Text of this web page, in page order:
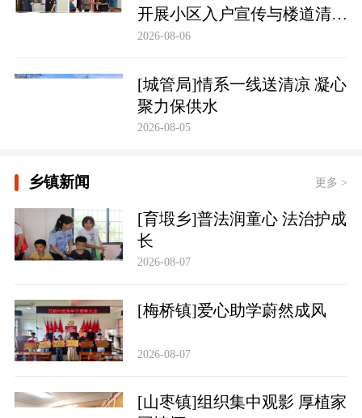
开展小区入户宣传与楼道清理
行动
2026-08-06
[城管局]情系一线送清凉 凝心
聚力保供水
2026-08-05
乡镇新闻 更多 >
[育塅乡]普法润童心 法治护成
长
2026-08-07
[梅桥镇]爱心助学蔚然成风
2026-08-07
[山枣镇]组织集中观影 厚植家